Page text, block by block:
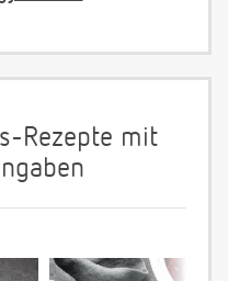
Rezepte mit